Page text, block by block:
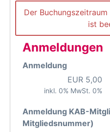
Der
ist
Anmeldungen
Anmeldung
EUR 5,00
inkl. 0% MwSt. 0%
Anmeldung KAB-
Mitgliedsnummer)